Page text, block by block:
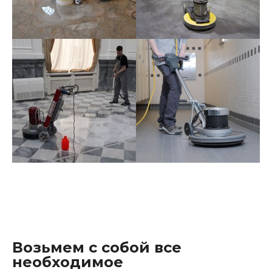
Возьмем с собой все
необходимое